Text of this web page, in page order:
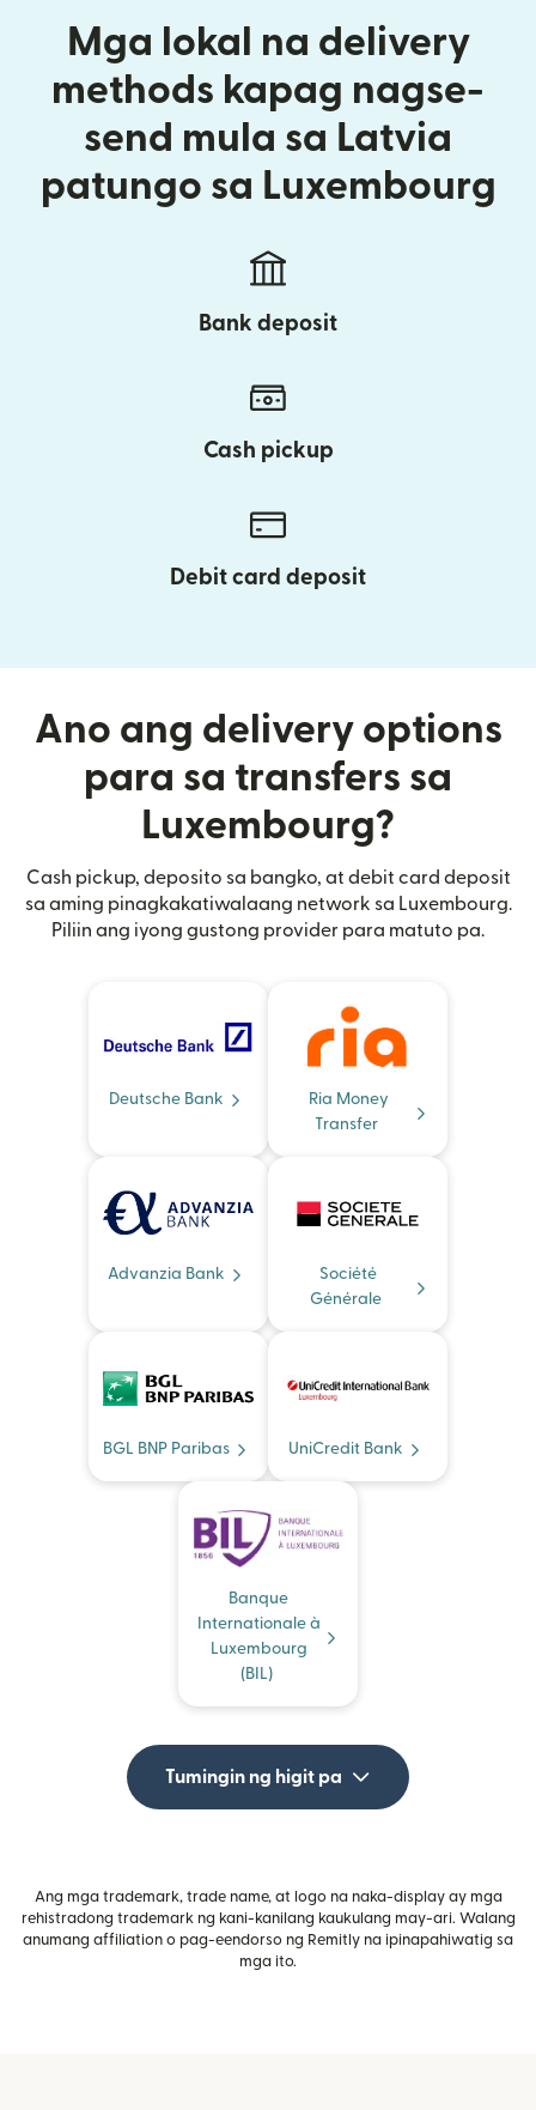
Mga lokal na delivery
methods kapag nagse-
send mula sa Latvia
patungo sa Luxembourg
Bank deposit
Cash pickup
Debit card deposit
Ano ang delivery options
para sa transfers sa
Luxembourg?
Cash pickup, deposito sa bangko, at debit card deposit
sa aming pinagkakatiwalaang network sa Luxembourg.
Piliin ang iyong gustong provider para matuto pa.
Deutsche Bank
Ria Money
Transfer
Advanzia Bank
Société
Générale
BGL BNP Paribas UniCredit Bank
Banque
Internationale à
Luxembourg
(BIL)
Tumingin ng higit pa
Ang mga trademark, trade name, at logo na naka-display ay mga
rehistradong trademark ng kani-kanilang kaukulang may-ari. Walang
anumang affiliation o pag-eendorso ng Remitly na ipinapahiwatig sa
mga ito.